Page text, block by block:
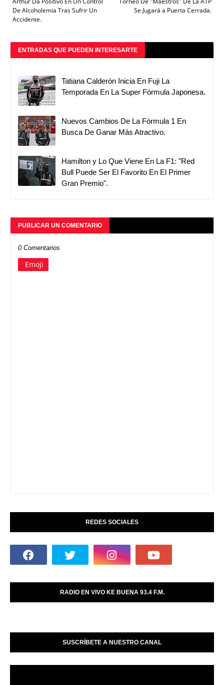
Se Jugará a Puerta Cerrada.
De Alcoholemia Tras Sufrir Un
Accidente.
ENTRADAS QUE PUEDEN INTERESARTE
Tatiana Calderón Inicia En Fuji La
Temporada En La Super Fórmula Japonesa.
Nuevos Cambios De La Fórmula 1 En
Busca De Ganar Más Atractivo.
Hamilton y Lo Que Viene En La F1: "Red
Bull Puede Ser El Favorito En El Primer
Gran Premio".
PUBLICAR UN COMENTARIO
0 Comentarios
Emoji
REDES SOCIALES
RADIO EN VIVO KE BUENA 93.4 F.M.
SUSCRÍBETE A NUESTRO CANAL